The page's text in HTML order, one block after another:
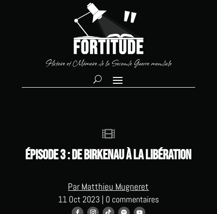
Histoire et Mémoire de la Seconde Guerre mondiale

Épisode 3 : de Birkenau à la Libération
Par Matthieu Mugneret
11 Oct 2023 | 0 commentaires